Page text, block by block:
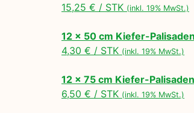
15,25 € / STK (inkl. 19% MwSt.)
12 x 50 cm Kiefer-
4,30 € / STK (inkl. 19% MwSt.)
12 x 75 cm Kiefer-
6,50 € / STK (inkl. 19% MwSt.)